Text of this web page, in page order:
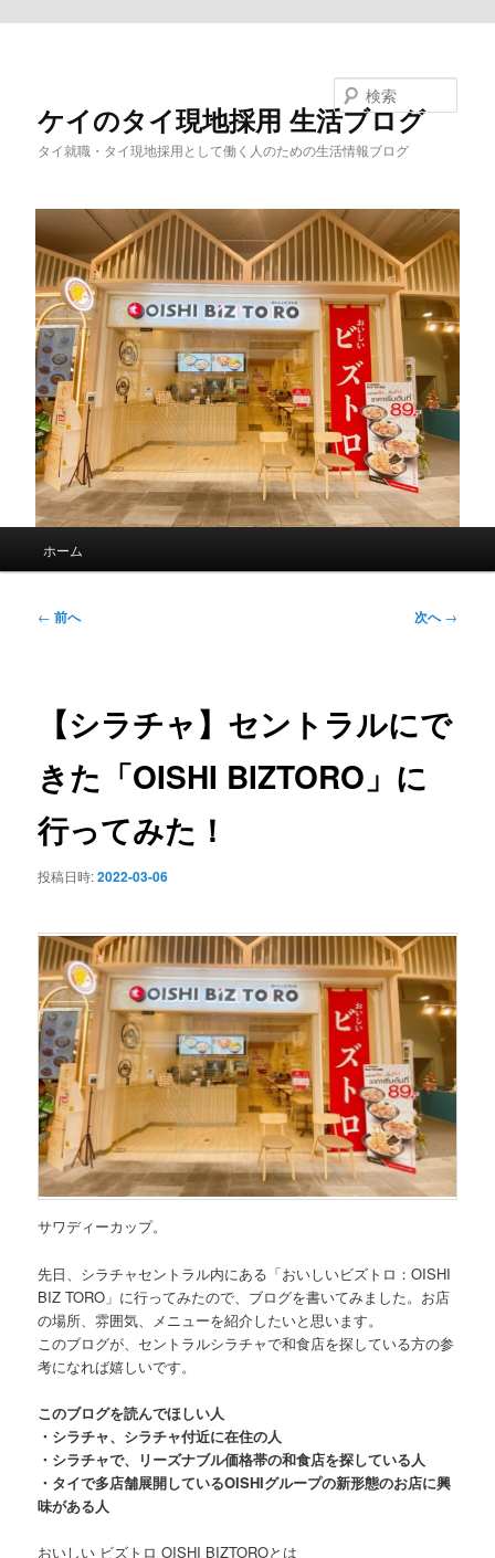
ケイのタイ現地採用 生活ブログ
タイ就職・タイ現地採用として働く人のための生活情報ブログ
ホーム
投
ョ
ン
← 前へ 次へ→
【シラチャ】セントラルにで
きた「OISHI BIZTORO」に
行ってみた！
投稿日時:2022-03-06
サワディーカップ。
先日、 シラチャセントラル内にある「おいしいビズトロ：OISHI
BIZ TORO」 に行ってみたので、ブログを書いてみました。お店
の場所、雰囲気、メニューを紹介したいと思います。
このブログが、セントラルシラチャで和食店を探している方の参
考になれば嬉しいです。
このブログを読んでほしい人
・シラチャ、シラチャ付近に在住の人
・シラチャで、リーズナブル価格帯の和食店を探している人
・タイで多店舗展開しているOISHIグループの新形態のお店に興
味がある人
おいしい ビズトロ OISHI BIZTOROとは